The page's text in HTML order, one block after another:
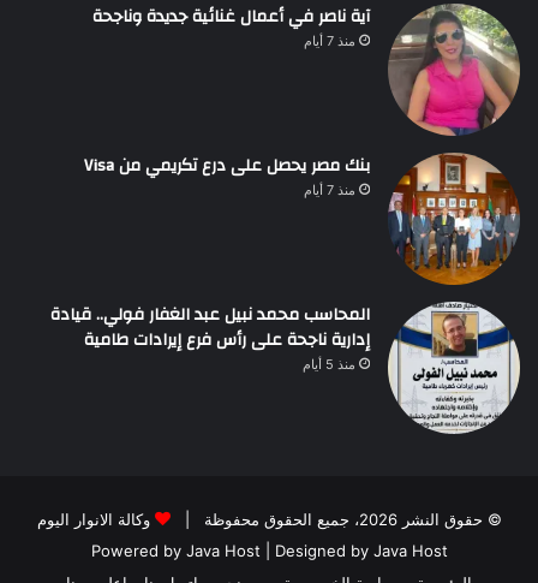
آية ناصر في أعمال غنائية جديدة وناجحة
منذ 7 أيام
بنك مصر يحصل على درع تكريمي من Visa
منذ 7 أيام
المحاسب محمد نبيل عبد الغفار فولي.. قيادة
إدارية ناجحة على رأس فرع إيرادات طامية
منذ 5 أيام
© حقوق النشر 2026، جميع الحقوق محفوظة |
وكالة الانوار اليوم
Powered by Java Host | Designed by Java Host